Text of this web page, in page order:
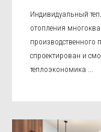
Индивидуальный
отопления
производственного
спроектирован и
теплоэкономика ...